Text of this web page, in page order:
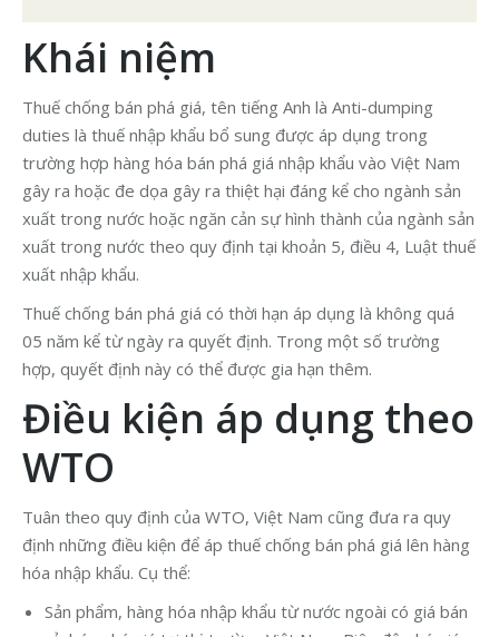
Khái niệm
Thuế chống bán phá giá, tên tiếng Anh là Anti-dumping
duties là thuế nhập khẩu bổ sung được áp dụng trong
trường hợp hàng hóa bán phá giá nhập khẩu vào Việt Nam
gây ra hoặc đe dọa gây ra thiệt hại đáng kể cho ngành sản
xuất trong nước hoặc ngăn cản sự hình thành của ngành sản
xuất trong nước theo quy định tại khoản 5, điều 4, Luật thuế
xuất nhập khẩu.
Thuế chống bán phá giá có thời hạn áp dụng là không quá
05 năm kể từ ngày ra quyết định. Trong một số trường
hợp, quyết định này có thể được gia hạn thêm.
Điều kiện áp dụng theo
WTO
Tuân theo quy định của WTO, Việt Nam cũng đưa ra quy
định những điều kiện để áp thuế chống bán phá giá lên hàng
hóa nhập khẩu. Cụ thể:
Sản phẩm, hàng hóa nhập khẩu từ nước ngoài có giá bán